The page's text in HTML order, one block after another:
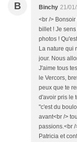
B Binchy 21/
<br /> Bonsoir
billet ! Je
photos !
La nature qui
jour. Nous
J'aime tous
le Vercors,
peux que te
d'avoir pris le
"c'est du
avant<br />
passions.<br
Patricia et